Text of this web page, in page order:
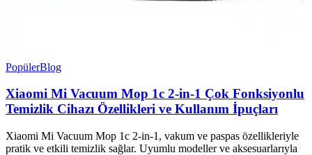
PopülerBlog
Xiaomi Mi Vacuum Mop 1c 2-in-1 Çok Fonksiyonlu
Temizlik Cihazı Özellikleri ve Kullanım İpuçları
Xiaomi Mi Vacuum Mop 1c 2-in-1, vakum ve paspas özellikleriyle
pratik ve etkili temizlik sağlar. Uyumlu modeller ve aksesuarlarıyla